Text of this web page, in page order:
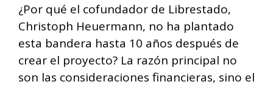
¿Por qué el cofundador de Librestado,
Christoph Heuermann, no ha plantado
esta bandera hasta 10 años después de
crear el proyecto? La razón principal no
son las consideraciones financieras, sino el